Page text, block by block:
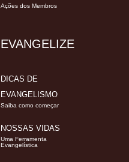
Ações dos Membros
EVANGELIZE
DICAS DE
EVANGELISMO
Saiba como começar
NOSSAS VIDAS
Uma Ferramenta
Evangelística